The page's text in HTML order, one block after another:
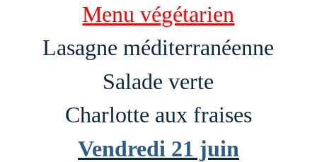
Menu végétarien
Lasagne méditerranéenne
Salade verte
Charlotte aux fraises
Vendredi 21 juin